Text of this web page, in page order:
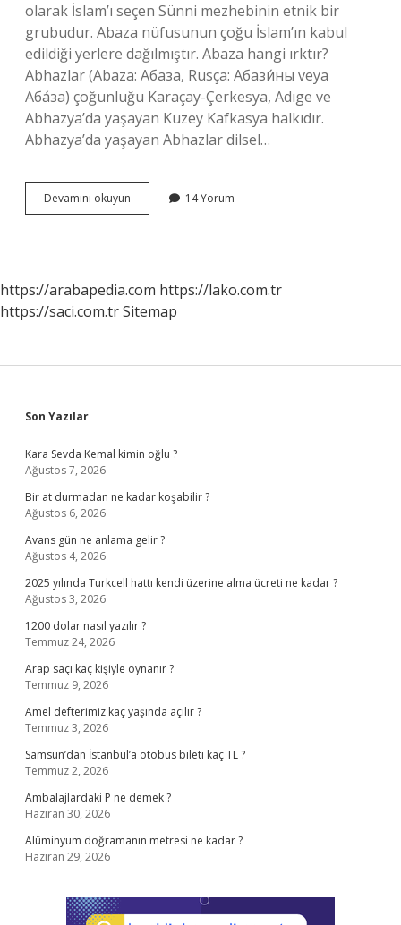
olarak İslam’ı seçen Sünni mezhebinin etnik bir
grubudur. Abaza nüfusunun çoğu İslam’ın kabul
edildiği yerlere dağılmıştır. Abaza hangi ırktır?
Abhazlar (Abaza: Абаза, Rusça: Абази́ны veya
Аба́за) çoğunluğu Karaçay-Çerkesya, Adıge ve
Abhazya’da yaşayan Kuzey Kafkasya halkıdır.
Abhazya’da yaşayan Abhazlar dilsel…
Devamını okuyun Abhazyalılar
Türk
14 Yorum
https://arabapedia.com https://lako.com.tr
https://saci.com.trSitemap
Sidebar
Son Yazılar
Kara Sevda Kemal kimin oğlu ?
Ağustos 7, 2026
Bir at durmadan ne kadar koşabilir ?
Ağustos 6, 2026
Avans gün ne anlama gelir ?
Ağustos 4, 2026
2025 yılında Turkcell hattı kendi üzerine alma ücreti ne kadar ?
Ağustos 3, 2026
1200 dolar nasıl yazılır ?
Temmuz 24, 2026
Arap saçı kaç kişiyle oynanır ?
Temmuz 9, 2026
Amel defterimiz kaç yaşında açılır ?
Temmuz 3, 2026
Samsun’dan İstanbul’a otobüs bileti kaç TL ?
Temmuz 2, 2026
Ambalajlardaki P ne demek ?
Haziran 30, 2026
Alüminyum doğramanın metresi ne kadar ?
Haziran 29, 2026